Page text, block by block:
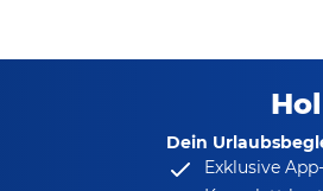
Dein
Exklusive